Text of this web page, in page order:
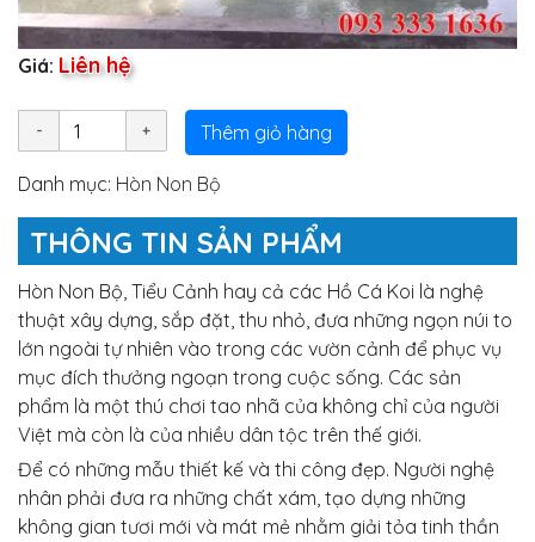
Giá: Liên hệ
Thêm giỏ hàng
Danh mục: Hòn Non Bộ
THÔNG TIN SẢN PHẨM
Hòn Non Bộ, Tiểu Cảnh hay cả các Hồ Cá Koi là nghệ
thuật xây dựng, sắp đặt, thu nhỏ, đưa những ngọn núi to
lớn ngoài tự nhiên vào trong các vườn cảnh để phục vụ
mục đích thưởng ngoạn trong cuộc sống. Các sản
phẩm là một thú chơi tao nhã của không chỉ của người
Việt mà còn là của nhiều dân tộc trên thế giới.
Để có những mẫu thiết kế và thi công đẹp. Người nghệ
nhân phải đưa ra những chất xám, tạo dựng những
không gian tươi mới và mát mẻ nhằm giải tỏa tinh thần